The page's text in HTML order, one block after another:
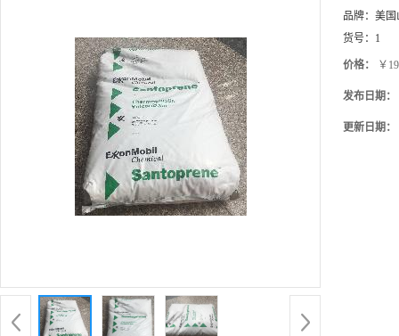
品牌： 美国
货号： 1
价格： ￥
发布日期：
更新日期：